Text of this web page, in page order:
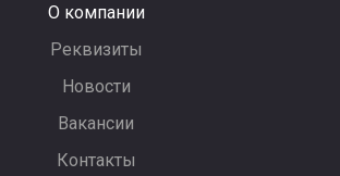
О компании
Реквизиты
Новости
Вакансии
Контакты